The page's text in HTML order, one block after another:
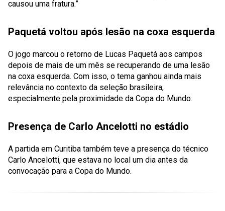
causou uma fratura.”
Paquetá voltou após lesão na coxa esquerda
O jogo marcou o retorno de Lucas Paquetá aos campos
depois de mais de um mês se recuperando de uma lesão
na coxa esquerda. Com isso, o tema ganhou ainda mais
relevância no contexto da seleção brasileira,
especialmente pela proximidade da Copa do Mundo.
Presença de Carlo Ancelotti no estádio
A partida em Curitiba também teve a presença do técnico
Carlo Ancelotti, que estava no local um dia antes da
convocação para a Copa do Mundo.